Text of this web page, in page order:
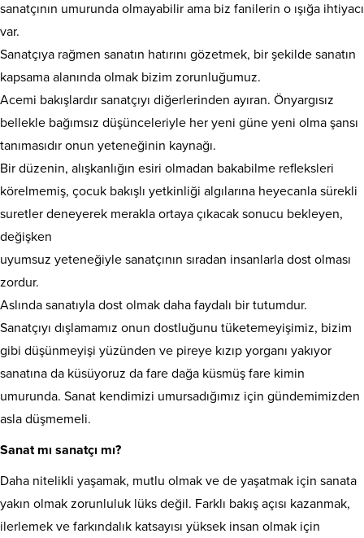
sanatçının umurunda olmayabilir ama biz fanilerin o ışığa ihtiyacı
var.
Sanatçıya rağmen sanatın hatırını gözetmek, bir şekilde sanatın
kapsama alanında olmak bizim zorunluğumuz.
Acemi bakışlardır sanatçıyı diğerlerinden ayıran. Önyargısız
bellekle bağımsız düşünceleriyle her yeni güne yeni olma şansı
tanımasıdır onun yeteneğinin kaynağı.
Bir düzenin, alışkanlığın esiri olmadan bakabilme refleksleri
körelmemiş, çocuk bakışlı yetkinliği algılarına heyecanla sürekli
suretler deneyerek merakla ortaya çıkacak sonucu bekleyen,
değişken
uyumsuz yeteneğiyle sanatçının sıradan insanlarla dost olması
zordur.
Aslında sanatıyla dost olmak daha faydalı bir tutumdur.
Sanatçıyı dışlamamız onun dostluğunu tüketemeyişimiz, bizim
gibi düşünmeyişi yüzünden ve pireye kızıp yorganı yakıyor
sanatına da küsüyoruz da fare dağa küsmüş fare kimin
umurunda. Sanat kendimizi umursadığımız için gündemimizden
asla düşmemeli.
Sanat mı sanatçı mı?
Daha nitelikli yaşamak, mutlu olmak ve de yaşatmak için sanata
yakın olmak zorunluluk lüks değil. Farklı bakış açısı kazanmak,
ilerlemek ve farkındalık katsayısı yüksek insan olmak için